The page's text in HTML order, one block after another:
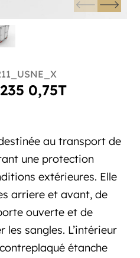
0,75T
au transport de
une protection
extérieures. Elle
arriere et avant, de
ouverte et de
sangles. L’intérieur
étanche